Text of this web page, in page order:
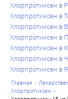
Хлорпротиксен в
Хлорпротиксен в
Хлорпротиксен в
Хлорпротиксен в
Хлорпротиксен в
Хлорпротиксен в
Хлорпротиксен в
главная
хлорпротиксен